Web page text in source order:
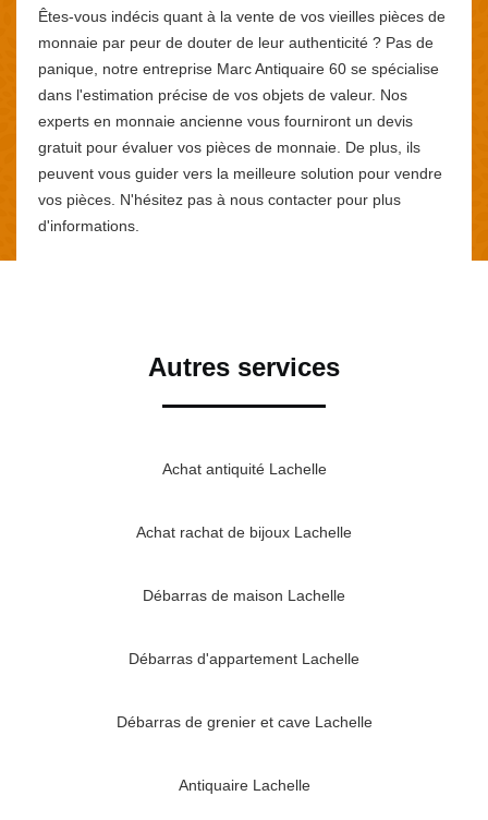
Êtes-vous indécis quant à la vente de vos vieilles pièces de
monnaie par peur de douter de leur authenticité ? Pas de
panique, notre entreprise Marc Antiquaire 60 se spécialise
dans l'estimation précise de vos objets de valeur. Nos
experts en monnaie ancienne vous fourniront un devis
gratuit pour évaluer vos pièces de monnaie. De plus, ils
peuvent vous guider vers la meilleure solution pour vendre
vos pièces. N'hésitez pas à nous contacter pour plus
d'informations.
Autres services
Achat antiquité Lachelle
Achat rachat de bijoux Lachelle
Débarras de maison Lachelle
Débarras d'appartement Lachelle
Débarras de grenier et cave Lachelle
Antiquaire Lachelle